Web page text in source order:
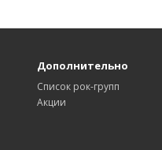
Дополнительно
Список рок-групп
Акции